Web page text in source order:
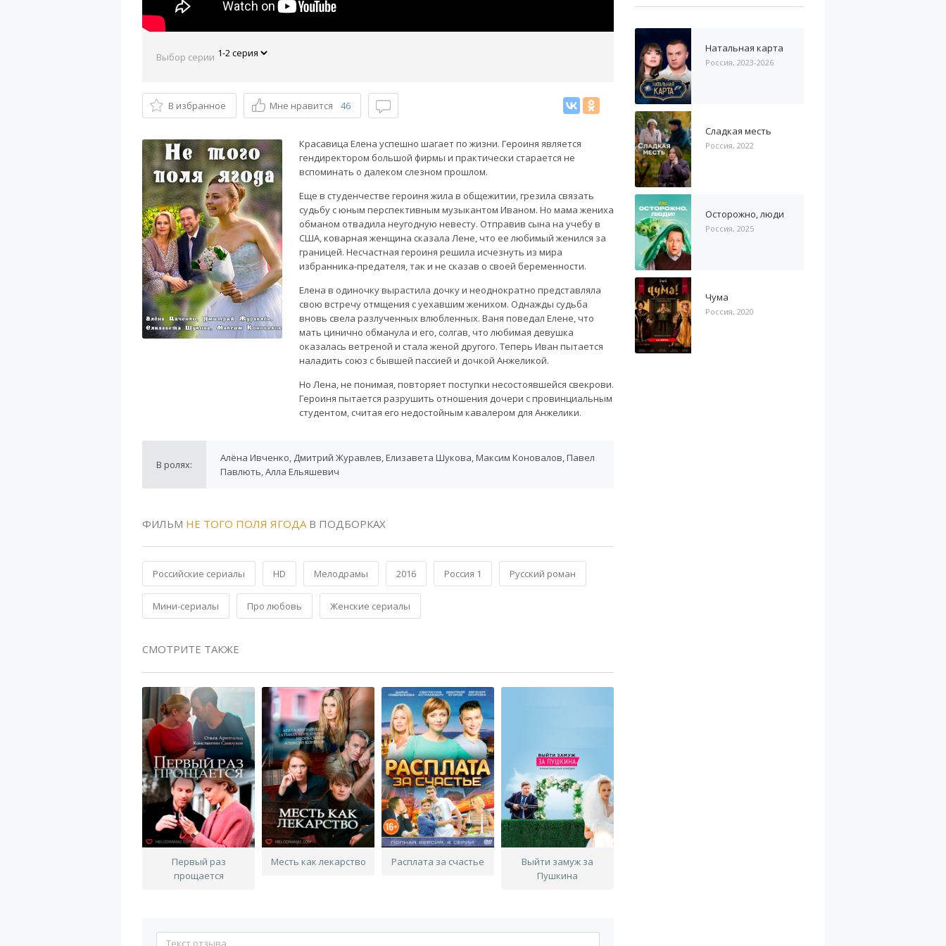
Выбор серии
В избранное Мне нравится 46
Красавица Елена успешно шагает по жизни. Героиня является
гендиректором большой фирмы и практически старается не
вспоминать о далеком слезном прошлом.
Еще в студенчестве героиня жила в общежитии, грезила связать
судьбу с юным перспективным музыкантом Иваном. Но мама жениха
обманом отвадила неугодную невесту. Отправив сына на учебу в
США, коварная женщина сказала Лене, что ее любимый женился за
границей. Несчастная героиня решила исчезнуть из мира
избранника-предателя, так и не сказав о своей беременности.
Елена в одиночку вырастила дочку и неоднократно представляла
свою встречу отмщения с уехавшим женихом. Однажды судьба
вновь свела разлученных влюбленных. Ваня поведал Елене, что
мать цинично обманула и его, солгав, что любимая девушка
оказалась ветреной и стала женой другого. Теперь Иван пытается
наладить союз с бывшей пассией и дочкой Анжеликой.
Но Лена, не понимая, повторяет поступки несостоявшейся свекрови.
Героиня пытается разрушить отношения дочери с провинциальным
студентом, считая его недостойным кавалером для Анжелики.
В ролях:
Алёна Ивченко, Дмитрий Журавлев, Елизавета Шукова, Максим Коновалов, Павел
Павлють, Алла Ельяшевич
ФИЛЬМ НЕ ТОГО ПОЛЯ ЯГОДАВ ПОДБОРКАХ
Российские сериалы HD Мелодрамы 2016 Россия 1 Русский роман
Мини-сериалы Про любовь Женские сериалы
СМОТРИТЕ ТАКЖЕ
Первый раз
прощается
Месть как лекарство Расплата за счастье
Выйти замуж за
Пушкина
Натальная карта
Россия, 2023-2026
Сладкая месть
Россия, 2022
Осторожно, люди
Россия, 2025
Чума
Россия, 2020